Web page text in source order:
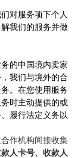
对服务项下个人
我们的服务并做
的中国境内卖家
我们与境外的合
。在您使用服务
时主动提供的或
履行法定义务以
作机构间接收集
人卡号、收款人